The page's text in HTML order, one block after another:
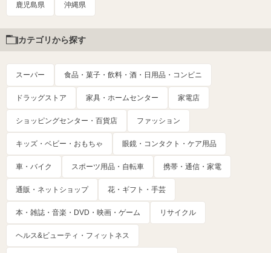
鹿児島県 沖縄県
カテゴリから探す
スーパー 食品・菓子・飲料・酒・日用品・コンビニ
ドラッグストア 家具・ホームセンター 家電店
ショッピングセンター・百貨店 ファッション
キッズ・ベビー・おもちゃ 眼鏡・コンタクト・ケア用品
車・バイク スポーツ用品・自転車 携帯・通信・家電
通販・ネットショップ 花・ギフト・手芸
本・雑誌・音楽・DVD・映画・ゲーム リサイクル
ヘルス&ビューティ・フィットネス